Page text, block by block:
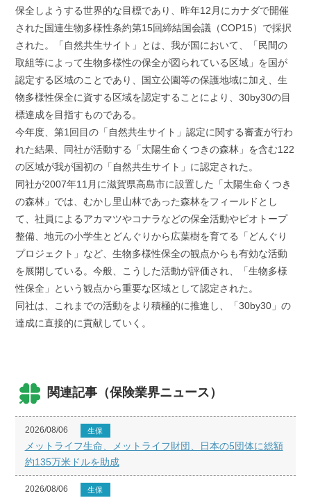
保全しようする世界的な目標であり、昨年12月にカナダで開催
された国連生物多様性条約第15回締結国会議（COP15）で採択
された。「自然共生サイト」とは、我が国において、「民間の
取組等によって生物多様性の保全が図られている区域」を国が
認定する区域のことであり、国立公園等の保護地域に加え、生
物多様性保全に資する区域を認定することにより、30by30の目
標達成を目指すものである。
今年度、第1回目の「自然共生サイト」認定に関する審査が行わ
れた結果、同社が活動する「太陽生命くつきの森林」を含む122
の区域が我が国初の「自然共生サイト」に認定された。
同社が2007年11月に滋賀県高島市に設置した「太陽生命くつき
の森林」では、むかし里山林であった森林をフィールドとし
て、社員によるアカマツやコナラなどの保全活動やビオトープ
整備、地元の小学生とどんぐりから広葉樹を育てる「どんぐり
プロジェクト」など、生物多様性保全の観点からも有効な活動
を展開している。今般、こうした活動が評価され、「生物多様
性保全」という観点から重要な区域として認定された。
同社は、これまでの活動をより積極的に推進し、「30by30」の
達成に直接的に貢献していく。
関連記事（保険業界ニュース）
2026/08/06 生保
メットライフ生命、メットライフ財団、日本の5団体に総額
約135万米ドルを助成
2026/08/06 生保